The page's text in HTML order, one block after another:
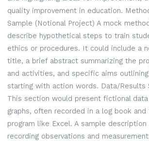
quality improvement in education.
Sample (Notional Project) A mock
describe hypothetical steps to train
ethics or procedures. It could include a
title, a brief abstract summarizing the
and activities, and specific aims
starting with action words. Data/Results
This section would present fictional
graphs, often recorded in a log book and
program like Excel. A sample
recording observations and